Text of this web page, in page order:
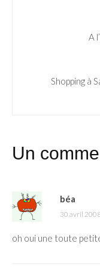
A
Shopping à
Un
béa
30 avril
oh oui une toute